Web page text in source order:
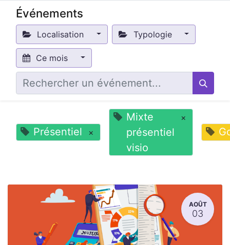
Événements
Localisation Typologie
Ce mois
Présentiel ×
Mixte
présentiel
visio
×
AOÛT
03